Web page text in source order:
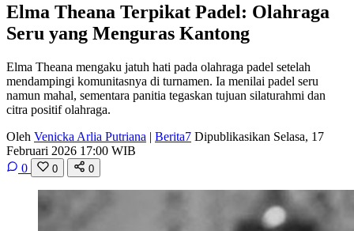
Elma Theana Terpikat Padel: Olahraga
Seru yang Menguras Kantong
Elma Theana mengaku jatuh hati pada olahraga padel setelah
mendampingi komunitasnya di turnamen. Ia menilai padel seru
namun mahal, sementara panitia tegaskan tujuan silaturahmi dan
citra positif olahraga.
Oleh Venicka Arlia Putriana | Berita7 Dipublikasikan Selasa, 17
Februari 2026 17:00 WIB
0
0 0